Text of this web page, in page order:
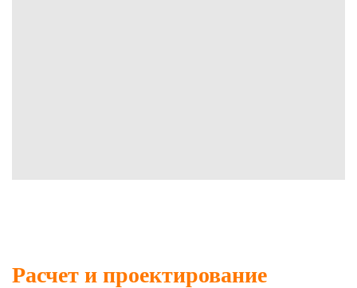
Расчет и проектирование